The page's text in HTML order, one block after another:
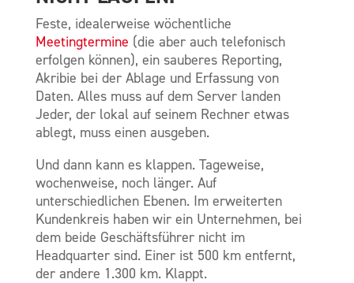
Feste, idealerweise wöchentliche
Meetingtermine (die aber auch telefonisch
erfolgen können), ein sauberes Reporting,
Akribie bei der Ablage und Erfassung von
Daten. Alles muss auf dem Server landen
Jeder, der lokal auf seinem Rechner etwas
ablegt, muss einen ausgeben.
Und dann kann es klappen. Tageweise,
wochenweise, noch länger. Auf
unterschiedlichen Ebenen. Im erweiterten
Kundenkreis haben wir ein Unternehmen, bei
dem beide Geschäftsführer nicht im
Headquarter sind. Einer ist 500 km entfernt,
der andere 1.300 km. Klappt.